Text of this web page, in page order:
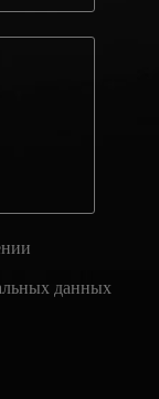
данных